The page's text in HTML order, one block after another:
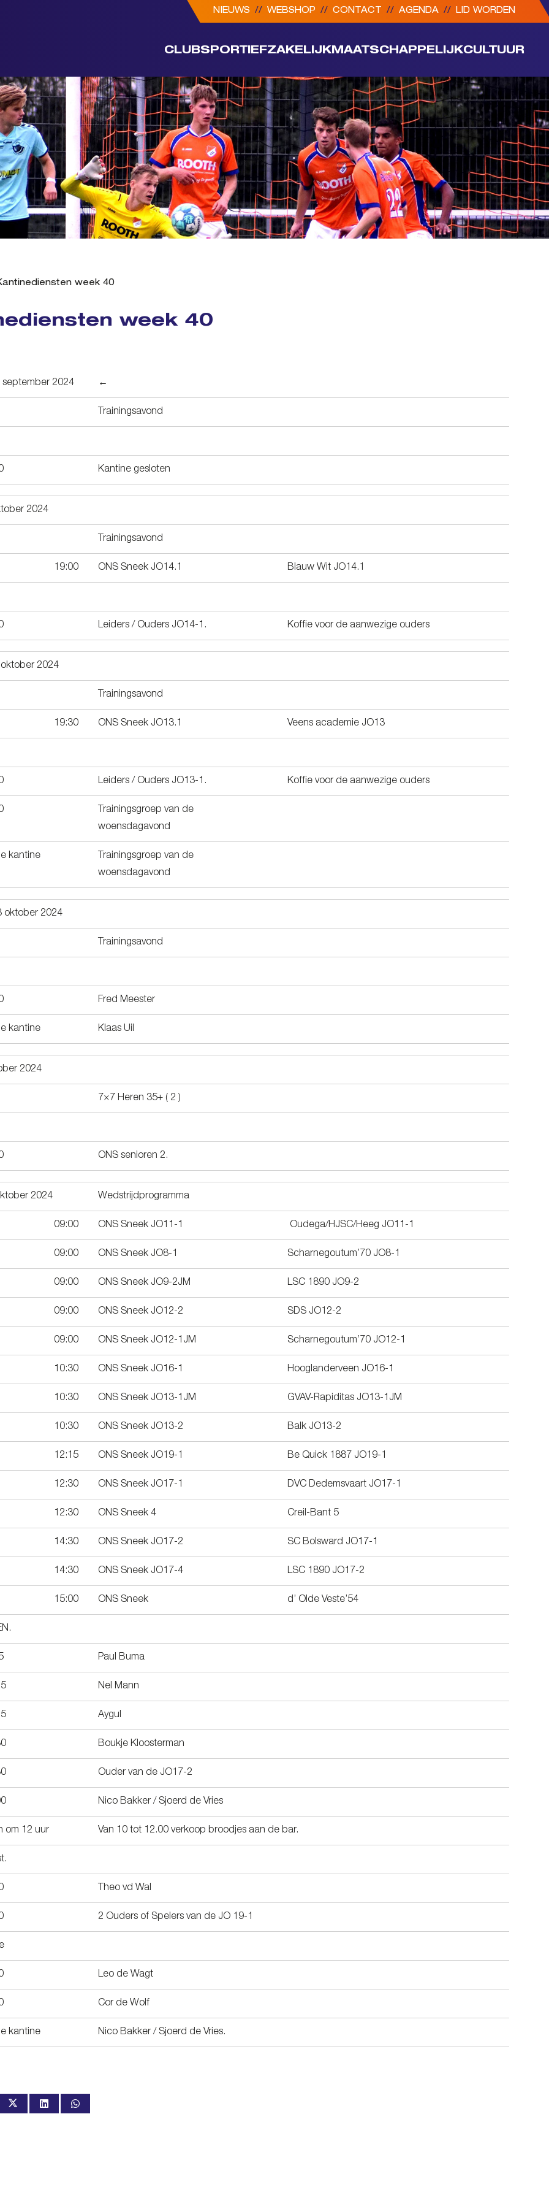
NIEUWS // WEBSHOP // CONTACT // AGENDA // LID WORDEN
CLUBSPORTIEFZAKELIJK MAATSCHAPPELIJKCULTUUR
week 40
week 40
september 2024 ←
Trainingsavond
Kantine gesloten
2024
Trainingsavond
19:00 ONS Sneek JO14.1 Blauw Wit JO14.1
Leiders / Ouders JO14-1. Koffie voor de aanwezige ouders
2024
Trainingsavond
19:30 ONS Sneek JO13.1 Veens academie JO13
Leiders / Ouders JO13-1. Koffie voor de aanwezige ouders
Trainingsgroep van de
woensdagavond
kantine
Trainingsgroep van de
woensdagavond
oktober 2024
Trainingsavond
Fred Meester
kantine Klaas Uil
2024
7×7 Heren 35+ ( 2 )
ONS senioren 2.
2024 Wedstrijdprogramma
09:00 ONS Sneek JO11-1 Oudega/HJSC/Heeg JO11-1
09:00 ONS Sneek JO8-1 Scharnegoutum’70 JO8-1
09:00 ONS Sneek JO9-2JM LSC 1890 JO9-2
09:00 ONS Sneek JO12-2 SDS JO12-2
09:00 ONS Sneek JO12-1JM Scharnegoutum’70 JO12-1
10:30 ONS Sneek JO16-1 Hooglanderveen JO16-1
10:30 ONS Sneek JO13-1JM GVAV-Rapiditas JO13-1JM
10:30 ONS Sneek JO13-2 Balk JO13-2
12:15 ONS Sneek JO19-1 Be Quick 1887 JO19-1
12:30 ONS Sneek JO17-1 DVC Dedemsvaart JO17-1
12:30 ONS Sneek 4 Creil-Bant 5
14:30 ONS Sneek JO17-2 SC Bolsward JO17-1
14:30 ONS Sneek JO17-4 LSC 1890 JO17-2
15:00 ONS Sneek d’ Olde Veste’54
Paul Buma
Nel Mann
Aygul
Boukje Kloosterman
Ouder van de JO17-2
Nico Bakker / Sjoerd de Vries
om 12 uur Van 10 tot 12.00 verkoop broodjes aan de bar.
Theo vd Wal
2 Ouders of Spelers van de JO 19-1
Leo de Wagt
Cor de Wolf
kantine Nico Bakker / Sjoerd de Vries.